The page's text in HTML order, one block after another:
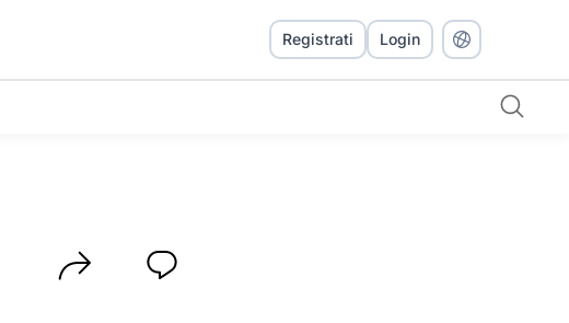
Specialisti SEO
Registrati Login